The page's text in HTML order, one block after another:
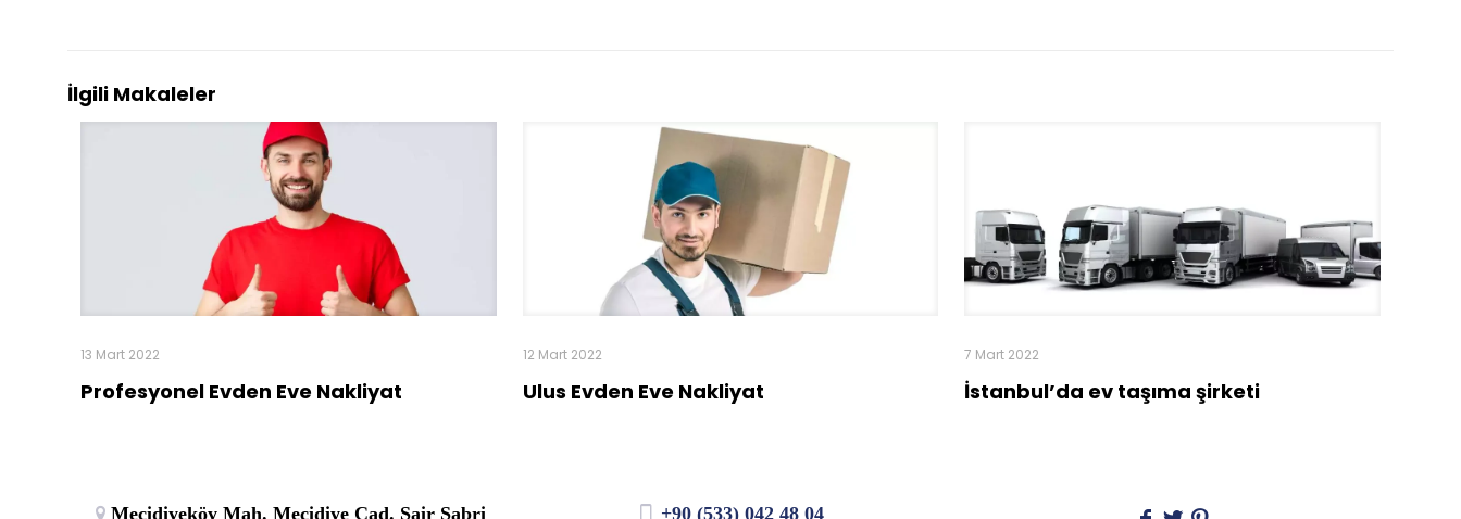
İlgili Makaleler
13 Mart 2022
Profesyonel Evden Eve Nakliyat
12 Mart 2022
Ulus Evden Eve Nakliyat
7 Mart 2022
İstanbul’da ev taşıma şirketi
Mecidiyeköy Mah. Mecidiye Cad. Şair Sabri +90 (533) 042 48 04